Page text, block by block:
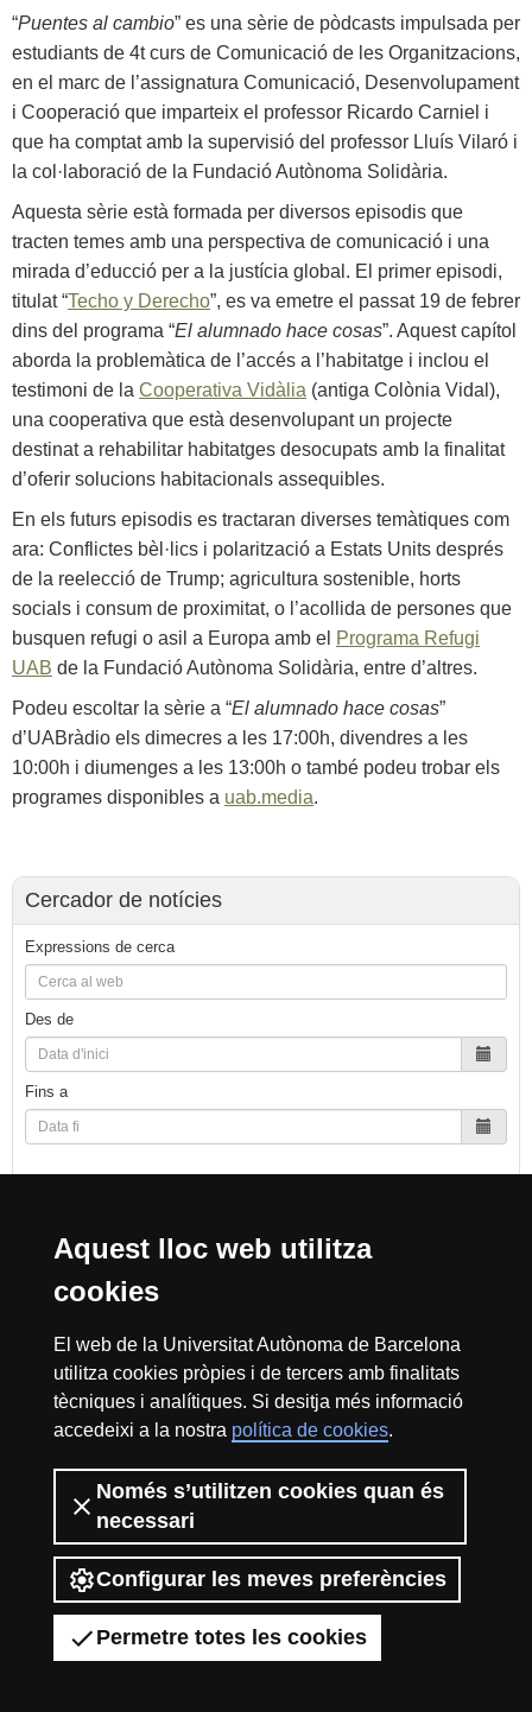
Aquest lloc web utilitza
cookies
El web de la Universitat Autònoma de Barcelona
utilitza cookies pròpies i de tercers amb finalitats
tècniques i analítiques. Si desitja més informació
accedeixi a la nostra política de cookies.
Només s’utilitzen cookies quan és
necessari
Configurar les meves preferències
Permetre totes les cookies
“Puentes al cambio” es una sèrie de pòdcasts impulsada per
estudiants de 4t curs de Comunicació de les Organitzacions,
en el marc de l’assignatura Comunicació, Desenvolupament
i Cooperació que imparteix el professor Ricardo Carniel i
que ha comptat amb la supervisió del professor Lluís Vilaró i
la col·laboració de la Fundació Autònoma Solidària.
Aquesta sèrie està formada per diversos episodis que
tracten temes amb una perspectiva de comunicació i una
mirada d’educció per a la justícia global. El primer episodi,
titulat “Techo y Derecho”, es va emetre el passat 19 de febrer
dins del programa “El alumnado hace cosas”. Aquest capítol
aborda la problemàtica de l’accés a l’habitatge i inclou el
testimoni de la Cooperativa Vidàlia (antiga Colònia Vidal),
una cooperativa que està desenvolupant un projecte
destinat a rehabilitar habitatges desocupats amb la finalitat
d’oferir solucions habitacionals assequibles.
En els futurs episodis es tractaran diverses temàtiques com
ara: Conflictes bèl·lics i polarització a Estats Units després
de la reelecció de Trump; agricultura sostenible, horts
socials i consum de proximitat, o l’acollida de persones que
busquen refugi o asil a Europa amb el Programa Refugi
UAB de la Fundació Autònoma Solidària, entre d’altres.
Podeu escoltar la sèrie a “El alumnado hace cosas”
d’UABràdio els dimecres a les 17:00h, divendres a les
10:00h i diumenges a les 13:00h o també podeu trobar els
programes disponibles a uab.media.
Cercador de notícies
Expressions de cerca
Des de
Fins a
HR
in
Sobre el web Accessibilitat web Avís Legal
Política de
privacitat
construcció d’una universitat més solidària i més compromesa amb la
realitat social, mitjançant la promoció de la participació voluntària de la
comunitat universitària com a instrument per a la integració de col·lectius
en risc d’exclusió.